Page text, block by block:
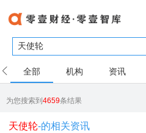
全部 机构 资讯
为您搜索到4659条结果
天使轮-的相关资讯